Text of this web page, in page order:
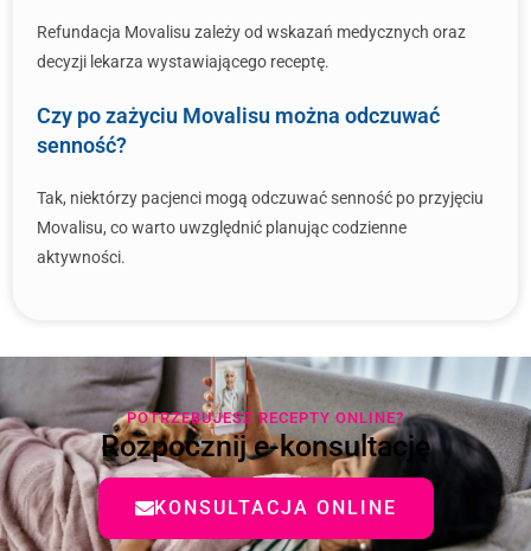
Refundacja Movalisu zależy od wskazań medycznych oraz
decyzji lekarza wystawiającego receptę.
Czy po zażyciu Movalisu można odczuwać
senność?
Tak, niektórzy pacjenci mogą odczuwać senność po przyjęciu
Movalisu, co warto uwzględnić planując codzienne
aktywności.
POTRZEBUJESZ RECEPTY ONLINE?
Rozpocznij e-konsultację
KONSULTACJA ONLINE